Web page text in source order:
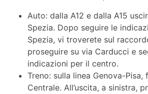
Auto: dalla A12 e dalla A15
Spezia. Dopo seguire le
Spezia, vi troverete sul
proseguire su via Carducci e
indicazioni per il centro.
Treno: sulla linea Genova-Pisa,
Centrale. All’uscita, a sinistra,